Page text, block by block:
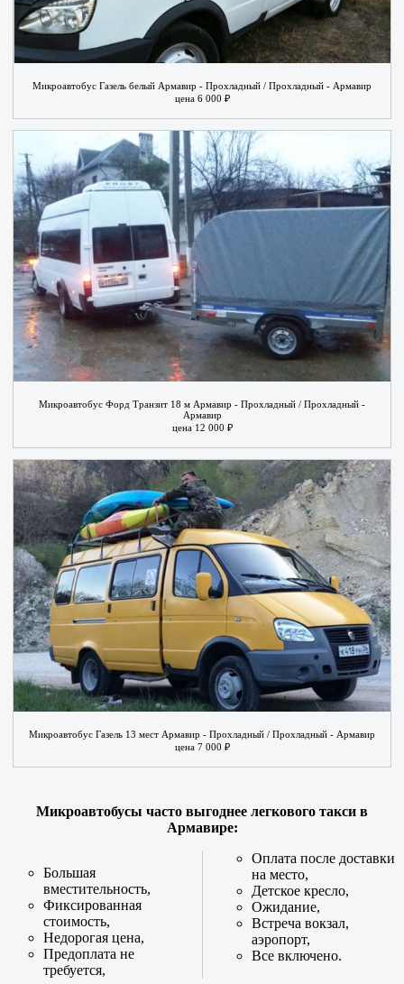
Микроавтобус Газель белый Армавир - Прохладный / Прохладный - Армавир
цена 6 000 ₽
Микроавтобус Форд Транзит 18 м Армавир - Прохладный / Прохладный -
Армавир
цена 12 000 ₽
Микроавтобус Газель 13 мест Армавир - Прохладный / Прохладный - Армавир
цена 7 000 ₽
Микроавтобусы часто выгоднее легкового такси в
Армавире:
Большая
вместительность,
Фиксированная
стоимость,
Недорогая цена,
Предоплата не
требуется,
Оплата после доставки
на место,
Детское кресло,
Ожидание,
Встреча вокзал,
аэропорт,
Все включено.